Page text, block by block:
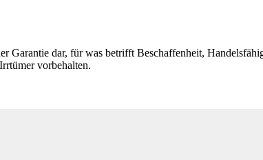
Garantie dar, für was betrifft Beschaffenheit,
vorbehalten.